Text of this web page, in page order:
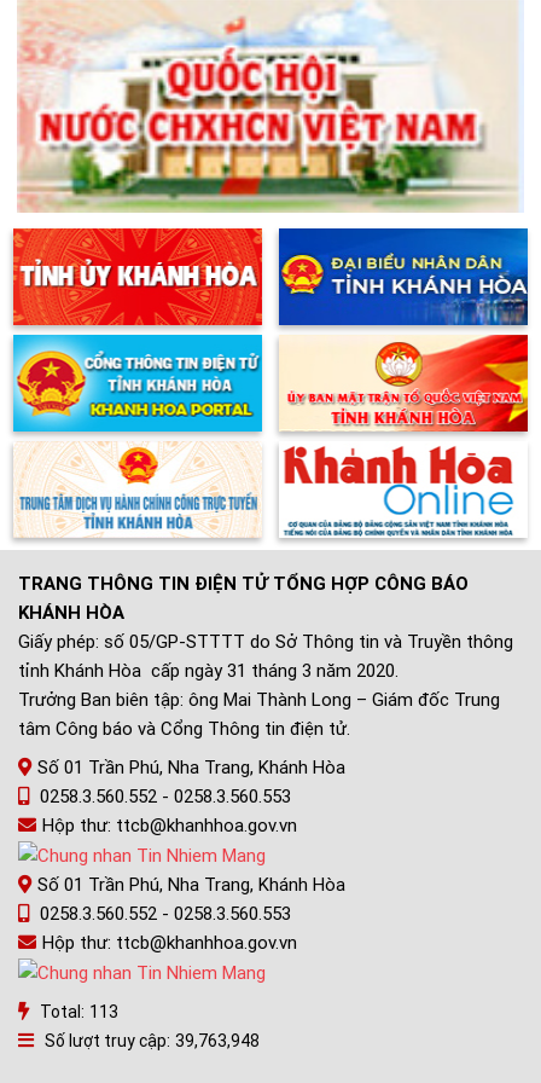
TRANG THÔNG TIN ĐIỆN TỬ TỔNG HỢP CÔNG BÁO
KHÁNH HÒA
Giấy phép: số 05/GP-STTTT do Sở Thông tin và Truyền thông
tỉnh Khánh Hòa cấp ngày 31 tháng 3 năm 2020.
Trưởng Ban biên tập: ông Mai Thành Long – Giám đốc Trung
tâm Công báo và Cổng Thông tin điện tử.
Số 01 Trần Phú, Nha Trang, Khánh Hòa
0258.3.560.552 - 0258.3.560.553
Hộp thư: ttcb@khanhhoa.gov.vn
Số 01 Trần Phú, Nha Trang, Khánh Hòa
0258.3.560.552 - 0258.3.560.553
Hộp thư: ttcb@khanhhoa.gov.vn
Total: 113
Số lượt truy cập: 39,763,948